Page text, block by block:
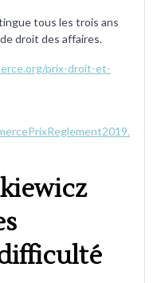
tous les trois ans
droit des affaires.
prix-droit-et-